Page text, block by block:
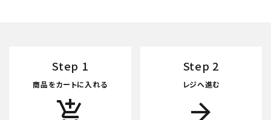
Step 1
商品をカートに入れる
add_shopping_cart
Step 2
レジへ進む
arrow_forward